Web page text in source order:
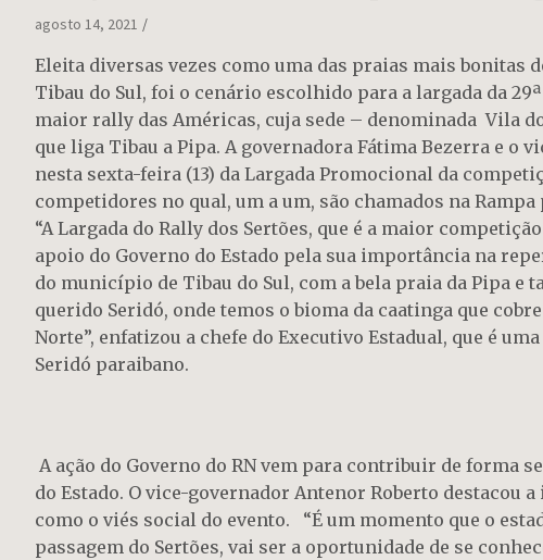
agosto 14, 2021
Eleita diversas vezes como uma das praias mais bonitas
Tibau do Sul, foi o cenário escolhido para a largada da
maior rally das Américas, cuja sede – denominada Vila
que liga Tibau a Pipa. A governadora Fátima Bezerra e
nesta sexta-feira (13) da Largada Promocional da
competidores no qual, um a um, são chamados na
“A Largada do Rally dos Sertões, que é a maior
apoio do Governo do Estado pela sua importância na
do município de Tibau do Sul, com a bela praia da Pipa e
querido Seridó, onde temos o bioma da caatinga que
Norte”, enfatizou a chefe do Executivo Estadual, que é
Seridó paraibano.
A ação do Governo do RN vem para contribuir de forma
do Estado. O vice-governador Antenor Roberto destacou
como o viés social do evento. “É um momento que o
passagem do Sertões, vai ser a oportunidade de se